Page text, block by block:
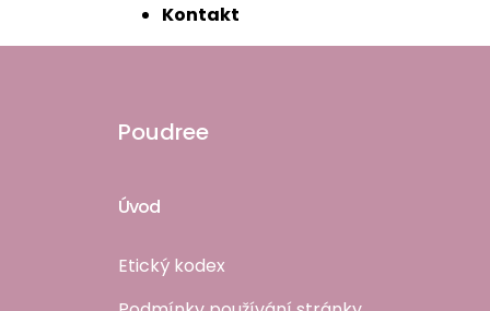
Kontakt
Poudree
Úvod
Etický kodex